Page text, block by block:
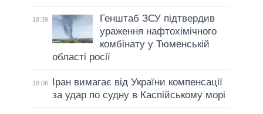
18:39
Генштаб ЗСУ підтвердив
ураження нафтохімічного
комбінату у Тюменській
області росії
18:06
Іран вимагає від України компенсації
за удар по судну в Каспійському морі